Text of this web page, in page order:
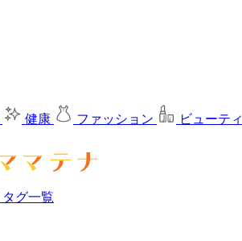
健康 ファッション ビューティ
タグ一覧